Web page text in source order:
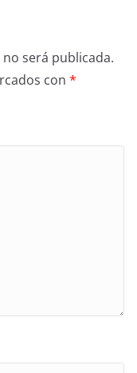
será publicada.
con *